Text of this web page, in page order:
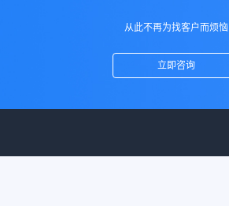
从此不再为找客户而烦恼
立即咨询